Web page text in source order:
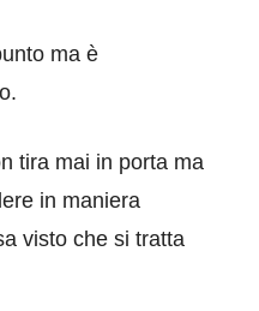
ma è
tira mai in porta ma
in maniera
visto che si tratta